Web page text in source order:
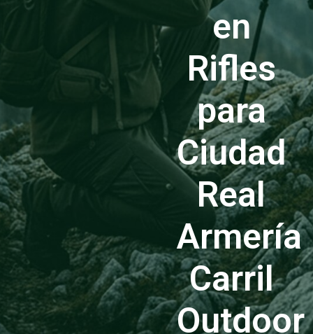
en
Rifles
para
Ciudad
Real
Armería
Carril
Outdoor